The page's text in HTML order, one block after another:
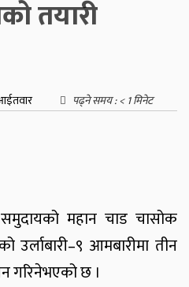
तयारी
पढ्ने समय :< 1मिनेट
समुदायको महान चाड चासोक
आमबारीमा तीन
गरिनेभएको छ ।